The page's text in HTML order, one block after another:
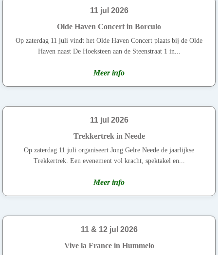
11 jul 2026
Olde Haven Concert in Borculo
Op zaterdag 11 juli vindt het Olde Haven Concert plaats bij de Olde
Haven naast De Hoeksteen aan de Steenstraat 1 in...
Meer info
11 jul 2026
Trekkertrek in Neede
Op zaterdag 11 juli organiseert Jong Gelre Neede de jaarlijkse
Trekkertrek. Een evenement vol kracht, spektakel en...
Meer info
11 & 12 jul 2026
Vive la France in Hummelo